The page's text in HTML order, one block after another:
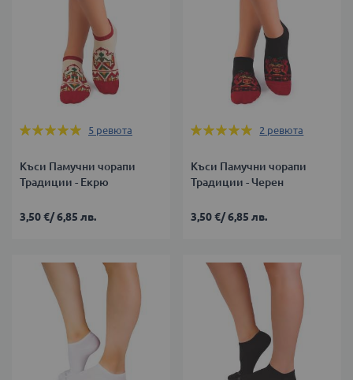
Оценка:
5 ревюта
Къси Памучни чорапи
Традиции - Екрю
3,50 €/6,85 лв.
Оценка:
2 ревюта
Къси Памучни чорапи
Традиции - Черен
3,50 €/6,85 лв.